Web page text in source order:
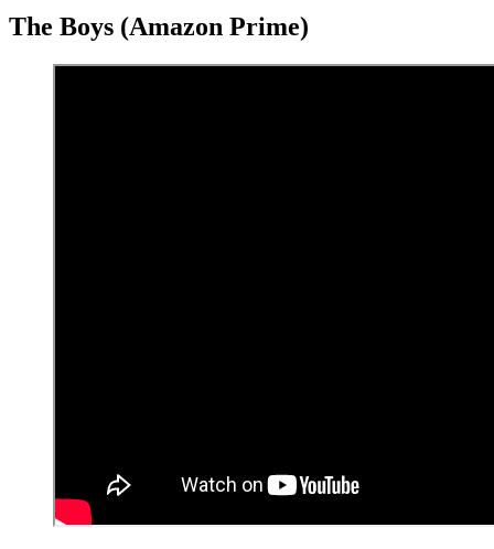
The Boys (Amazon Prime)